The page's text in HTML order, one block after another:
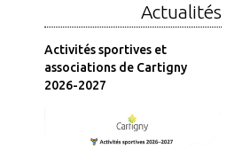
Actualités
Activités sportives et
associations de Cartigny
2026-2027